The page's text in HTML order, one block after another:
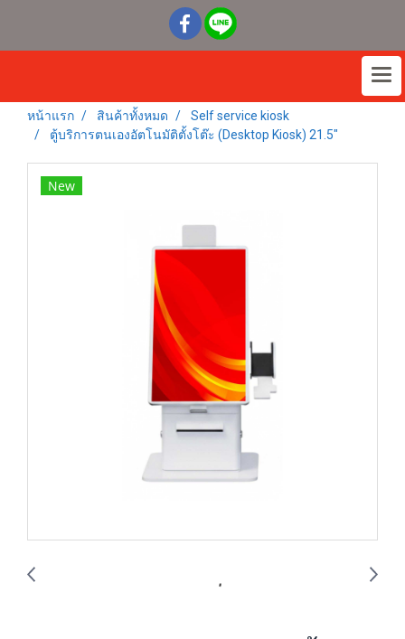
หน้าแรก สินค้าทั้งหมด
Self service kiosk
ตู้บริการตนเองอัตโนมัติตั้งโต๊ะ (Desktop Kiosk) 21.5"
New